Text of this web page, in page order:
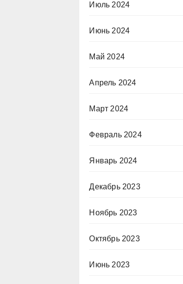
Июль 2024
Июнь 2024
Май 2024
Апрель 2024
Март 2024
Февраль 2024
Январь 2024
Декабрь 2023
Ноябрь 2023
Октябрь 2023
Июнь 2023